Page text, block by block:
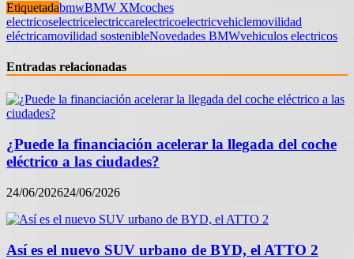
EtiquetadabmwBMW XMcoches
electricoselectricelectriccarelectricoelectricvehiclemovilidad
eléctricamovilidad sostenibleNovedades BMWvehiculos electricos
Entradas relacionadas
¿Puede la financiación acelerar la llegada del coche
eléctrico a las ciudades?
24/06/202624/06/2026
Así es el nuevo SUV urbano de BYD, el ATTO 2